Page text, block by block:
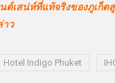
เสน่ห์ที่แท้จริงของภูเก็ต
าว
Hotel Indigo Phuket